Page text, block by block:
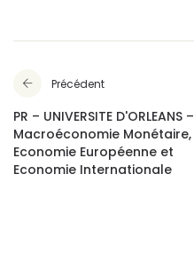
Précédent
PR – UNIVERSITE D'ORLEANS –
Macroéconomie Monétaire,
Economie Européenne et
Economie Internationale